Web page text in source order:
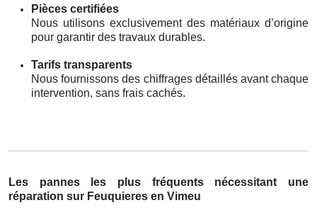
Pièces certifiées
Nous utilisons exclusivement des matériaux d’origine
pour garantir des travaux durables.
Tarifs transparents
Nous fournissons des chiffrages détaillés avant chaque
intervention, sans frais cachés.
Les pannes les plus fréquents nécessitant une
réparation sur Feuquieres en Vimeu